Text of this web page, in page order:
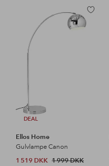
DEAL
Tilføj
til
Ellos Home
Gulvlampe Canon
1 519 DKK 1 999 DKK